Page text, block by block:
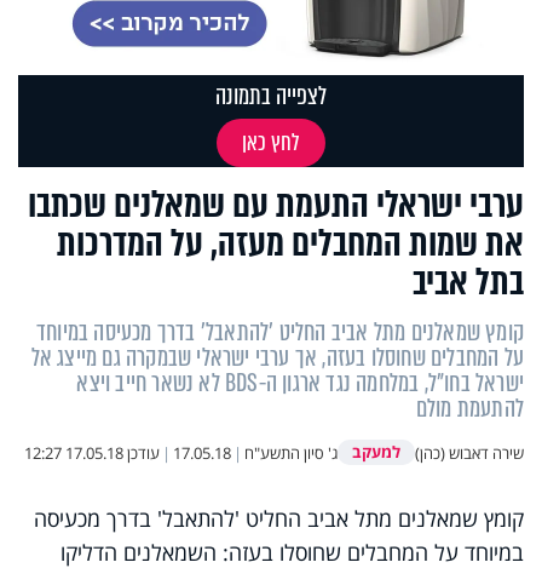
ערבי ישראלי התעמת עם שמאלנים שכתבו
את שמות המחבלים מעזה, על המדרכות
בתל אביב
קומץ שמאלנים מתל אביב החליט 'להתאבל' בדרך מכעיסה במיוחד
על המחבלים שחוסלו בעזה, אך ערבי ישראלי שבמקרה גם מייצג אל
ישראל בחו"ל, במלחמה נגד ארגון ה-BDS לא נשאר חייב ויצא
להתעמת מולם
שירה דאבוש (כהן) למעקב ג' סיון התשע"ח |
17.05.18
| עודכן17.05.18 12:27
לצפייה בתמונה
לחץ כאן
קומץ שמאלנים מתל אביב החליט 'להתאבל' בדרך מכעיסה
במיוחד על המחבלים שחוסלו בעזה: השמאלנים הדליקו